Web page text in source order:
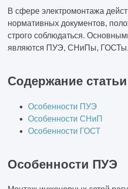
В сфере электромонтажа
нормативных документов,
строго соблюдаться.
являются ПУЭ, СНиПы, ГОСТы.
Содержание
Особенности ПУЭ
Особенности СНиП
Особенности ГОСТ
Особенности ПУЭ